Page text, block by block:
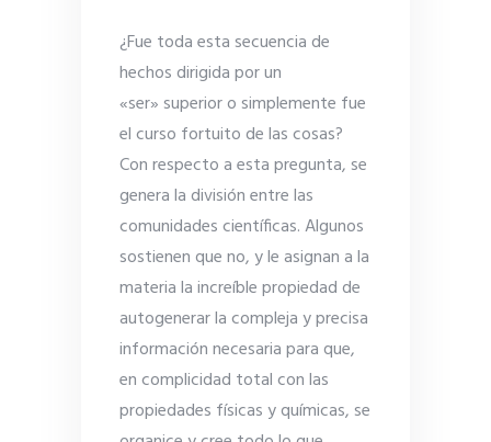
¿Fue toda esta secuencia de
hechos dirigida por un
«ser» superior o simplemente fue
el curso fortuito de las cosas?
Con respecto a esta pregunta, se
genera la división entre las
comunidades científicas. Algunos
sostienen que no, y le asignan a la
materia la increíble propiedad de
autogenerar la compleja y precisa
información necesaria para que,
en complicidad total con las
propiedades físicas y químicas, se